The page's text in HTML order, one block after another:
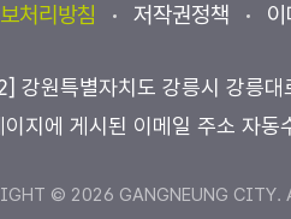
처리방침 저작권정책
강원특별자치도 강릉시 강릉
이지에 게시된 이메일 주소 자
© 2026 GANGNEUNG CITY.